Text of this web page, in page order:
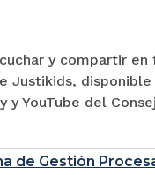
y compartir
Justikids, disponible
y YouTube del
de Gestión